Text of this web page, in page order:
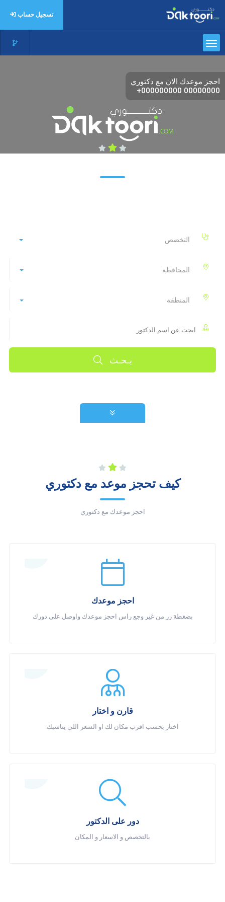
تسجيل حساب
التخصص
المحافظة
المنطقة
بـحـث
احجز موعدك الان مع دكتوري
+000000000 00000000
كيف تحجز موعد مع دكتوري
احجز موعدك مع دكتوري
احجز موعدك
بضغطة زر من غير وجع راس احجز موعدك واوصل على دورك
قارن و اختار
اختار بحسب اقرب مكان لك او السعر اللي يناسبك
دور على الدكتور
بالتخصص و الاسعار و المكان